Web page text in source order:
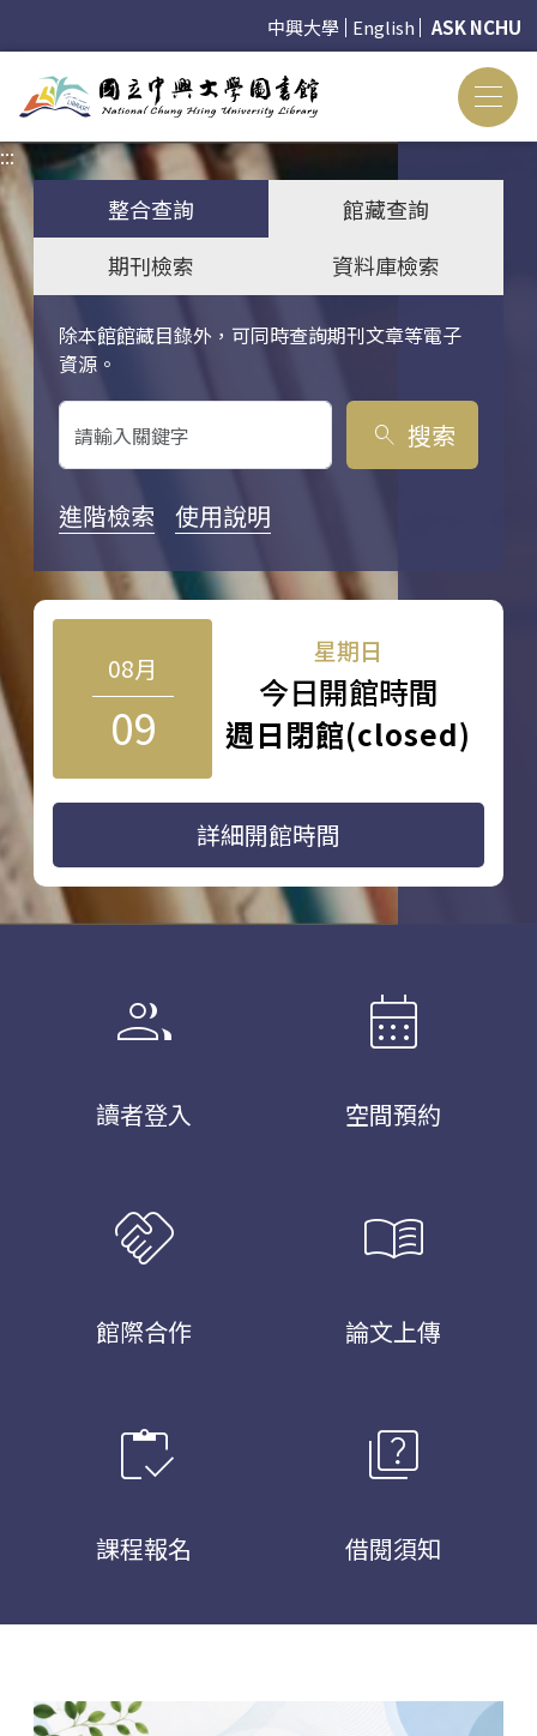
中興大學 English ASK NCHU
:::
整合查詢
館藏查詢
期刊檢索
資料庫檢索
除本館館藏目錄外，可同時查詢期刊文章等電子
資源。
關鍵字搜尋
search 搜索
進階檢索 使用說明
08月
09
星期日
今日開館時間
週日閉館(closed)
詳細開館時間
group
讀者登入
calendar_month
空間預約
handshake
館際合作
menu_book
論文上傳
inventory
課程報名
quiz
借閱須知